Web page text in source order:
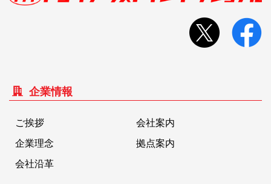
企業情報
ご挨拶
会社案内
企業理念
拠点案内
会社沿革